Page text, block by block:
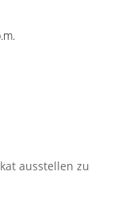
ausstellen zu